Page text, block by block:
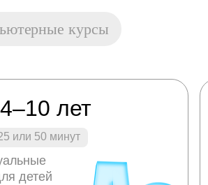
курсы
лет
или 50 минут
детей